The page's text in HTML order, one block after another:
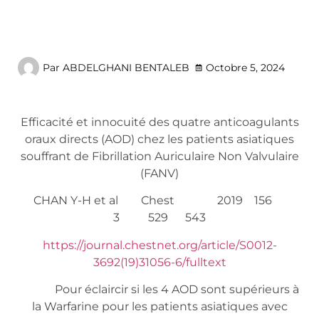
Par ABDELGHANI BENTALEB Octobre 5, 2024
Efficacité et innocuité des quatre anticoagulants
oraux directs (AOD) chez les patients asiatiques
souffrant de Fibrillation Auriculaire Non Valvulaire
(FANV)
CHAN Y-H et al Chest 2019 156
3 529 543
https://journal.chestnet.org/article/S0012-
3692(19)31056-6/fulltext
Pour éclaircir si les 4 AOD sont supérieurs à
la Warfarine pour les patients asiatiques avec